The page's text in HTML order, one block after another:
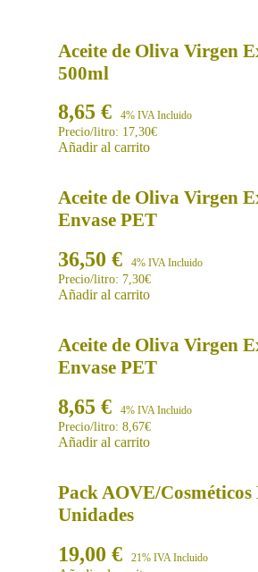
Aceite de Oliva Virgen
500ml
8,65€ 4% IVA Incluido
Precio/litro: 17,30€
Añadir al carrito
Aceite de Oliva Virgen
Envase PET
36,50€ 4% IVA Incluido
Precio/litro: 7,30€
Añadir al carrito
Aceite de Oliva Virgen
Envase PET
8,65€ 4% IVA Incluido
Precio/litro: 8,67€
Añadir al carrito
Pack AOVE/Cosméticos
Unidades
19,00€ 21% IVA Incluido